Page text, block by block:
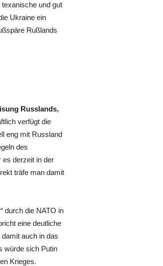
und gut
Ukraine ein
Rußlands
Russlands,
verfügt die
eng mit Russland
des
es derzeit in der
träfe man damit
durch die NATO in
eine deutliche
auch in das
würde sich Putin
Krieges.